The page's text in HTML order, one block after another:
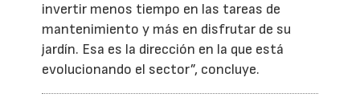
invertir menos tiempo en las tareas de
mantenimiento y más en disfrutar de su
jardín. Esa es la dirección en la que está
evolucionando el sector”, concluye.